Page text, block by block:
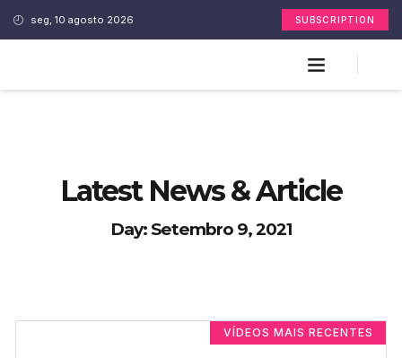
seg, 10 agosto 2026 SUBSCRIPTION
Latest News & Article
Day: Setembro 9, 2021
VÍDEOS MAIS RECENTES